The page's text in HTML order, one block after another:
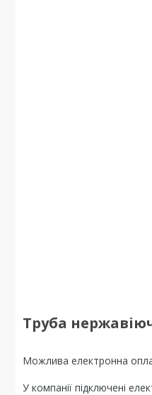
Труба
У компанії підключені